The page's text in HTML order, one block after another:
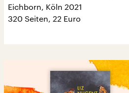
Eichborn, Köln 2021
320 Seiten, 22 Euro